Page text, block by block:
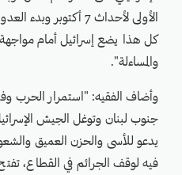
الأولى لأحداث 7
كل هذا يضع إسرائيل أمام
والمساءلة".
وأضاف الفقيه: "استمرار الحرب
جنوب لبنان وتوغل الجيش
يدعو للأسى والحزن العميق
فيه لوقف الجرائم في القطاع،